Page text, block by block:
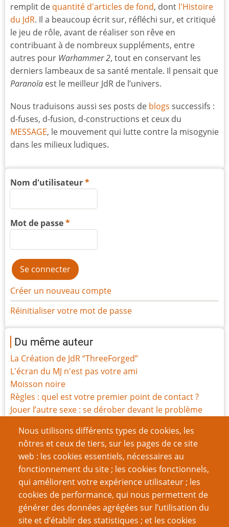
Nous utilisons différents types de cookies, les
nôtres et ceux de tiers, sur les pages de ce site
web : les cookies essentiels, nécessaires au
fonctionnement du site ; les cookies fonctionnels,
qui améliorent votre expérience utilisateur ; les
cookies de performance, qui nous permettent de
générer des données agrégées sur l’utilisation du
site et d’établir des statistiques ; et les cookies
remplit de quantité d'articles de fond, dont l'Histoire
du JdR. Il a beaucoup écrit sur, réfléchi sur, et critiqué
le jeu de rôle, avant de réaliser son rêve en
contribuant à de nombreux suppléments, entre
autres pour Warhammer 2, tout en conservant les
derniers lambeaux de sa santé mentale. Il pensait que
Paranoïa est le meilleur JdR de l’univers.
Nous traduisons aussi ses posts de blogs successifs :
d-fuses, d-fusion, d-constructions et ceux du
MESSAGE, le mouvement qui lutte contre la misogynie
dans les milieux ludiques.
Nom d'utilisateur
Mot de passe
Créer un nouveau compte
Réinitialiser votre mot de passe
Du même auteur
La Création de JdR “ThreeForged”
L'écran du MJ n'est pas votre ami
Moisson noire
Règles : quel est votre premier point de contact ?
Jouer l’autre sexe : se dérober devant le problème
Parlons du système Gumshoe
Comment j’écris mes critiques de jeux
Les hantises du Dr House
Les Filles de l’Exil - personnages et incertitudes
Pagination
Page
précédente
‹‹ 6
Page
suivante
››